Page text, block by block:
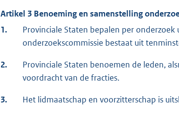
Artikel 3 Benoeming en samenstelling
1.
Provinciale Staten bepalen per
onderzoekscommissie bestaat uit
2.
Provinciale Staten benoemen de leden,
voordracht van de fracties.
3. Het lidmaatschap en voorzitterschap is